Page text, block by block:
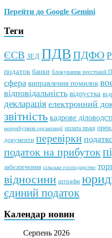
Перейти до Google Gemini
Теги
ЄСВ ЗЕД ПДВ ПДФО
податок банки блокування
сфера виправлення помилок
відповідальність відпустка
декларація електронний
звітність кадрове
неприбуткові організації оплата праці
документи перевірки
податок на прибуток
забезпечення сільське господарство
відносини штрафи
єдиний податок
Календар новин
Серпень 2026